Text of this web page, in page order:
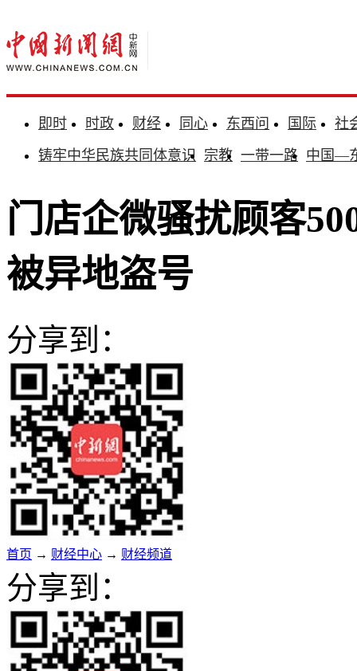
即时 时政 财经 同心 东西问 国际
社
铸牢中华民族共同体意识 宗教 一带一路 中国—
门店企微骚扰顾客
被异地盗号
分享到：
首页 → 财经中心 → 财经频道
分享到：